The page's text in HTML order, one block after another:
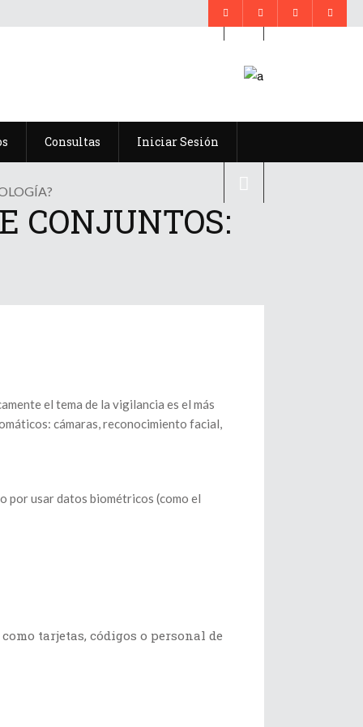
Consultas Iniciar Sesión
CONJUNTOS:
el tema de la vigilancia es el más
cámaras, reconocimiento facial,
por usar datos biométricos (como el
tarjetas, códigos o personal de